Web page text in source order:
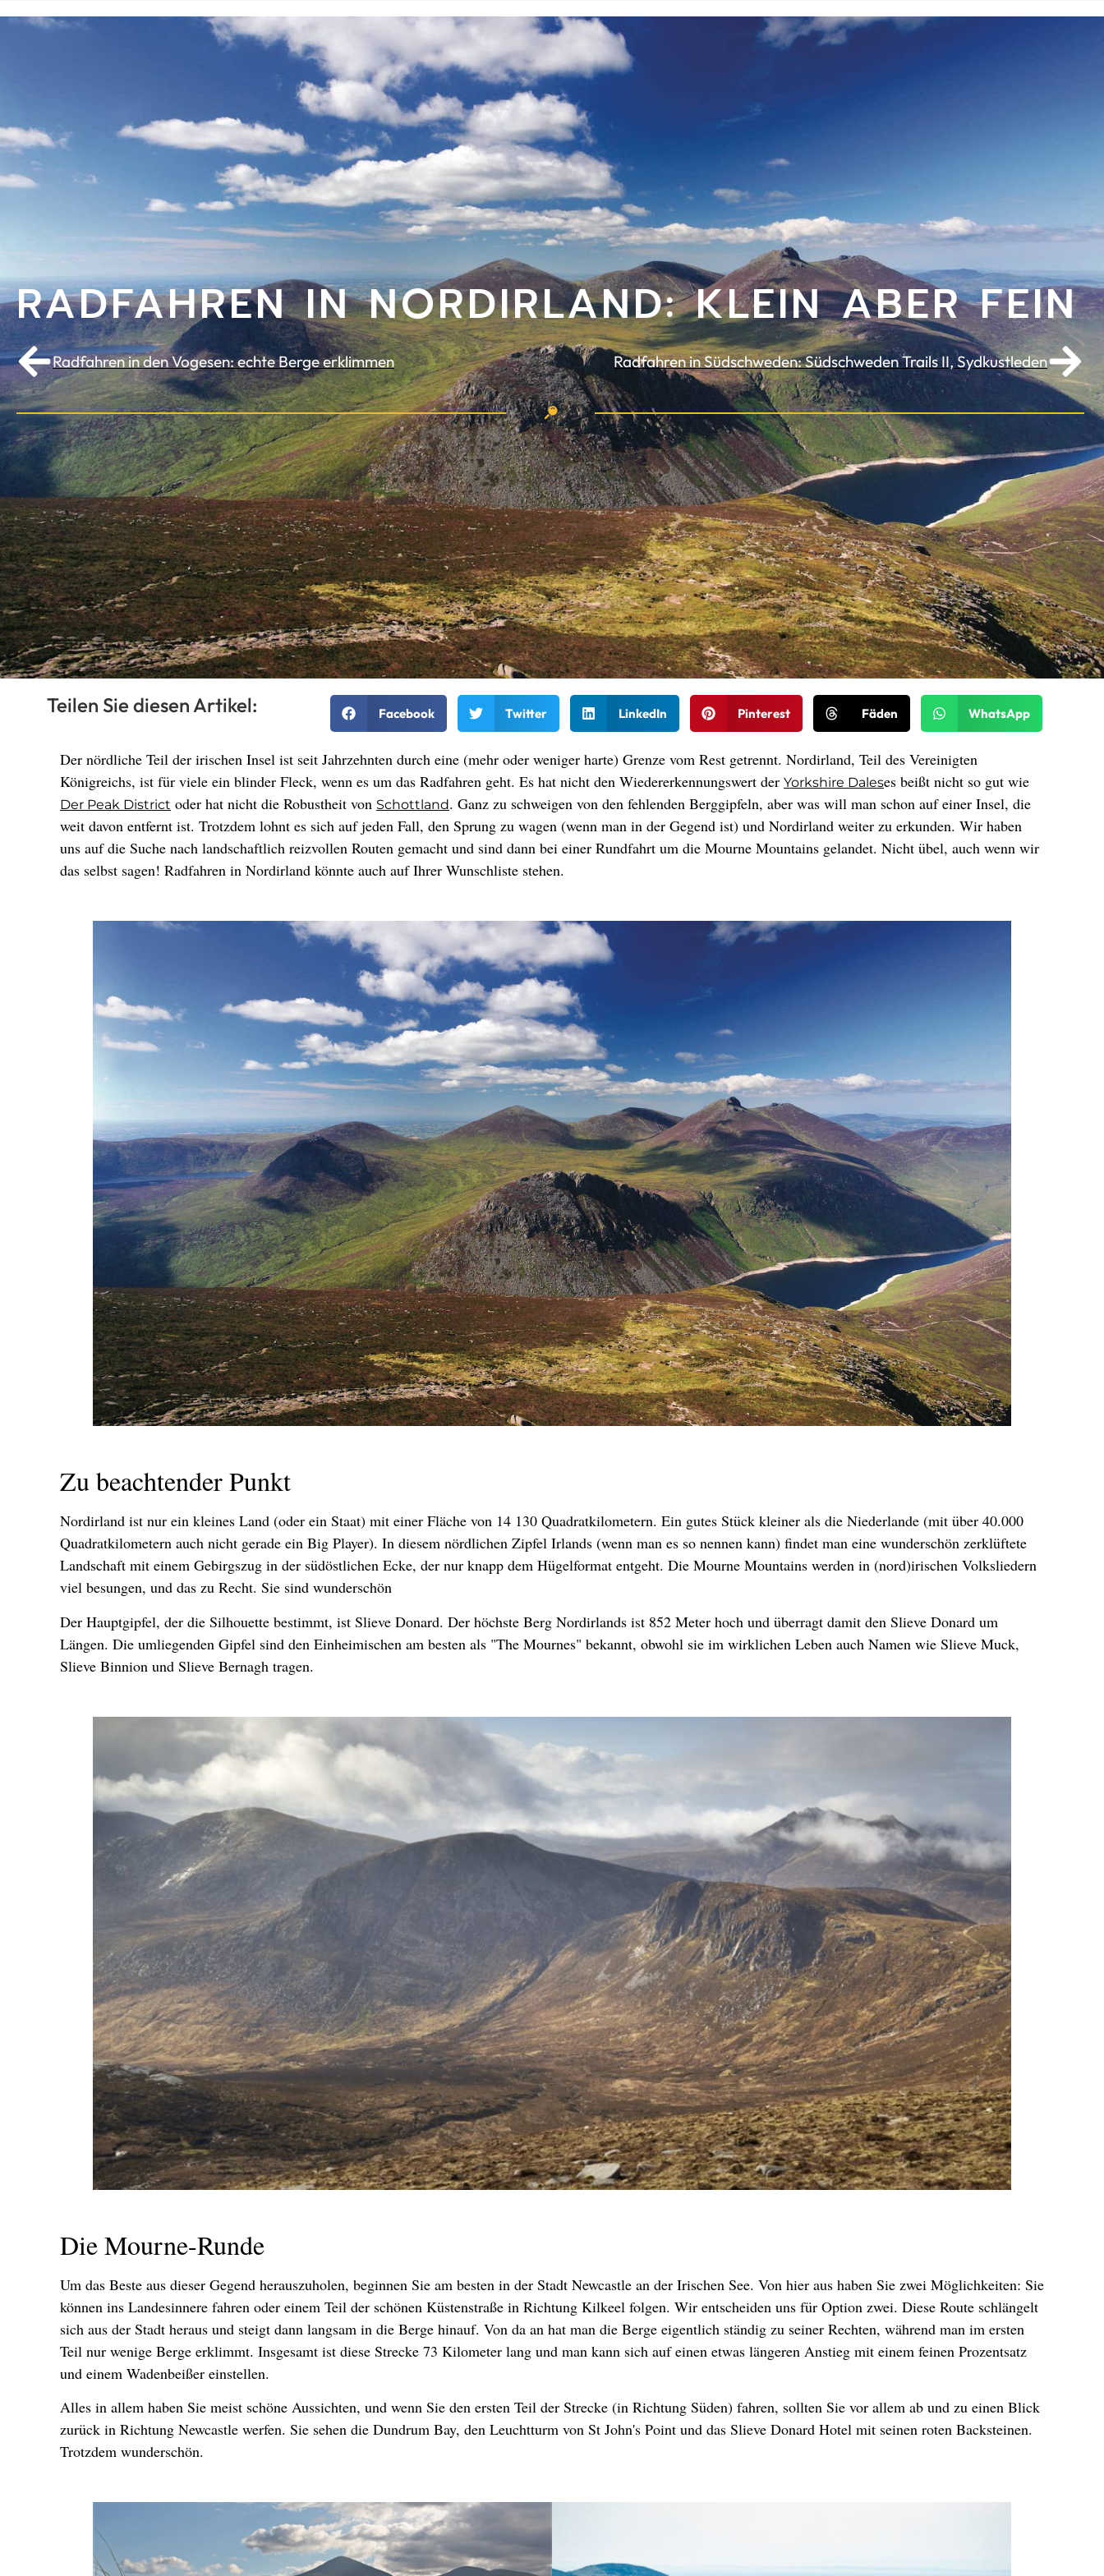
RADFAHREN IN NORDIRLAND: KLEIN ABER FEIN
Radfahren in den Vogesen: echte Berge erklimmen Radfahren in Südschweden: Südschweden Trails II, Sydkustleden
Teilen Sie diesen Artikel: Facebook Twitter LinkedIn Pinterest Fäden WhatsApp
Der nördliche Teil der irischen Insel ist seit Jahrzehnten durch eine (mehr oder weniger harte) Grenze vom Rest getrennt. Nordirland, Teil des Vereinigten
Königreichs, ist für viele ein blinder Fleck, wenn es um das Radfahren geht. Es hat nicht den Wiedererkennungswert der Yorkshire Daleses beißt nicht so gut wie
Der Peak District oder hat nicht die Robustheit von Schottland. Ganz zu schweigen von den fehlenden Berggipfeln, aber was will man schon auf einer Insel, die
weit davon entfernt ist. Trotzdem lohnt es sich auf jeden Fall, den Sprung zu wagen (wenn man in der Gegend ist) und Nordirland weiter zu erkunden. Wir haben
uns auf die Suche nach landschaftlich reizvollen Routen gemacht und sind dann bei einer Rundfahrt um die Mourne Mountains gelandet. Nicht übel, auch wenn wir
das selbst sagen! Radfahren in Nordirland könnte auch auf Ihrer Wunschliste stehen.
Zu beachtender Punkt
Nordirland ist nur ein kleines Land (oder ein Staat) mit einer Fläche von 14 130 Quadratkilometern. Ein gutes Stück kleiner als die Niederlande (mit über 40.000
Quadratkilometern auch nicht gerade ein Big Player). In diesem nördlichen Zipfel Irlands (wenn man es so nennen kann) findet man eine wunderschön zerklüftete
Landschaft mit einem Gebirgszug in der südöstlichen Ecke, der nur knapp dem Hügelformat entgeht. Die Mourne Mountains werden in (nord)irischen Volksliedern
viel besungen, und das zu Recht. Sie sind wunderschön
Der Hauptgipfel, der die Silhouette bestimmt, ist Slieve Donard. Der höchste Berg Nordirlands ist 852 Meter hoch und überragt damit den Slieve Donard um
Längen. Die umliegenden Gipfel sind den Einheimischen am besten als "The Mournes" bekannt, obwohl sie im wirklichen Leben auch Namen wie Slieve Muck,
Slieve Binnion und Slieve Bernagh tragen.
Die Mourne-Runde
Um das Beste aus dieser Gegend herauszuholen, beginnen Sie am besten in der Stadt Newcastle an der Irischen See. Von hier aus haben Sie zwei Möglichkeiten: Sie
können ins Landesinnere fahren oder einem Teil der schönen Küstenstraße in Richtung Kilkeel folgen. Wir entscheiden uns für Option zwei. Diese Route schlängelt
sich aus der Stadt heraus und steigt dann langsam in die Berge hinauf. Von da an hat man die Berge eigentlich ständig zu seiner Rechten, während man im ersten
Teil nur wenige Berge erklimmt. Insgesamt ist diese Strecke 73 Kilometer lang und man kann sich auf einen etwas längeren Anstieg mit einem feinen Prozentsatz
und einem Wadenbeißer einstellen.
Alles in allem haben Sie meist schöne Aussichten, und wenn Sie den ersten Teil der Strecke (in Richtung Süden) fahren, sollten Sie vor allem ab und zu einen Blick
zurück in Richtung Newcastle werfen. Sie sehen die Dundrum Bay, den Leuchtturm von St John's Point und das Slieve Donard Hotel mit seinen roten Backsteinen.
Trotzdem wunderschön.